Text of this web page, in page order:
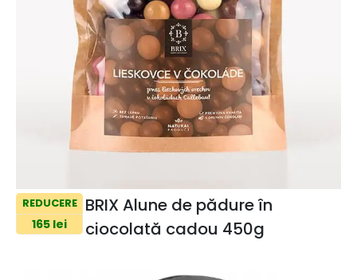
REDUCERE
165 lei
BRIX Alune de pădure în
ciocolată cadou 450g